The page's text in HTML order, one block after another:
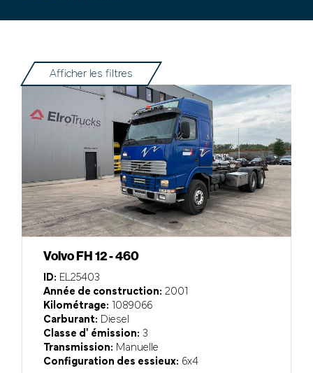
Afficher les filtres
Volvo FH 12 - 460
ID: EL25403
Année de construction: 2001
Kilométrage: 1089066
Carburant: Diesel
Classe d' émission: 3
Transmission: Manuelle
Configuration des essieux: 6x4